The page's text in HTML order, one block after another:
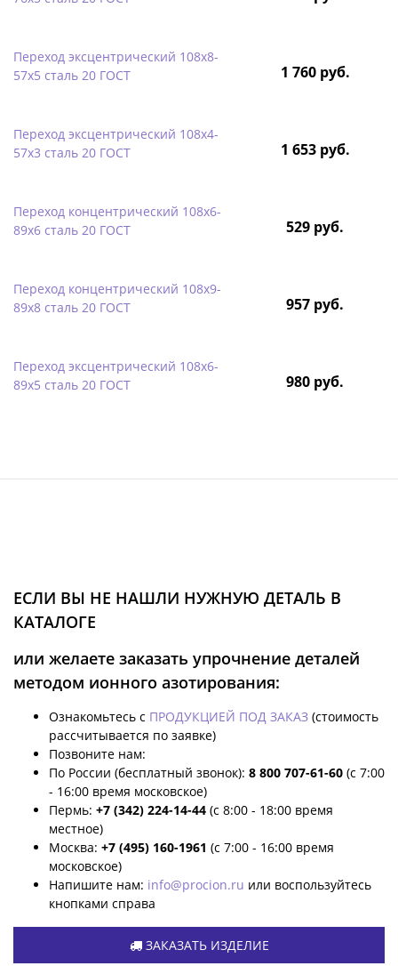
Переход эксцентрический 108х8-
57х5 сталь 20 ГОСТ
1 760 руб.
Переход эксцентрический 108х4-
57х3 сталь 20 ГОСТ
1 653 руб.
Переход концентрический 108х6-
89х6 сталь 20 ГОСТ
529 руб.
Переход концентрический 108х9-
89х8 сталь 20 ГОСТ
957 руб.
Переход эксцентрический 108х6-
89х5 сталь 20 ГОСТ
980 руб.
ЕСЛИ ВЫ НЕ НАШЛИ НУЖНУЮ ДЕТАЛЬ В
КАТАЛОГЕ
или желаете заказать упрочнение деталей
методом ионного азотирования:
Ознакомьтесь с ПРОДУКЦИЕЙ ПОД ЗАКАЗ (стоимость
рассчитывается по заявке)
Позвоните нам:
По России (бесплатный звонок): 8 800 707-61-60 (с 7:00
- 16:00 время московское)
Пермь: +7 (342) 224-14-44 (с 8:00 - 18:00 время
местное)
Москва: +7 (495) 160-1961 (с 7:00 - 16:00 время
московское)
Напишите нам: info@procion.ru или воспользуйтесь
кнопками справа
ЗАКАЗАТЬ ИЗДЕЛИЕ